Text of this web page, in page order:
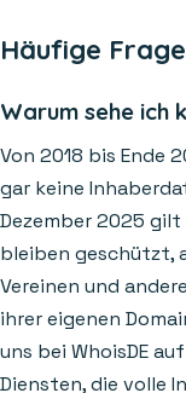
Häufige
Warum sehe ich
Von 2018 bis Ende
gar keine
Dezember 2025 gilt
bleiben geschützt,
Vereinen und
ihrer eigenen
uns bei WhoisDE
Diensten, die volle